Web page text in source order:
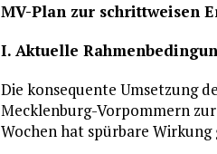
MV-Plan zur schrittweisen
I. Aktuelle
Die konsequente Umsetzung
Mecklenburg-Vorpommern
Wochen hat spürbare Wirkung